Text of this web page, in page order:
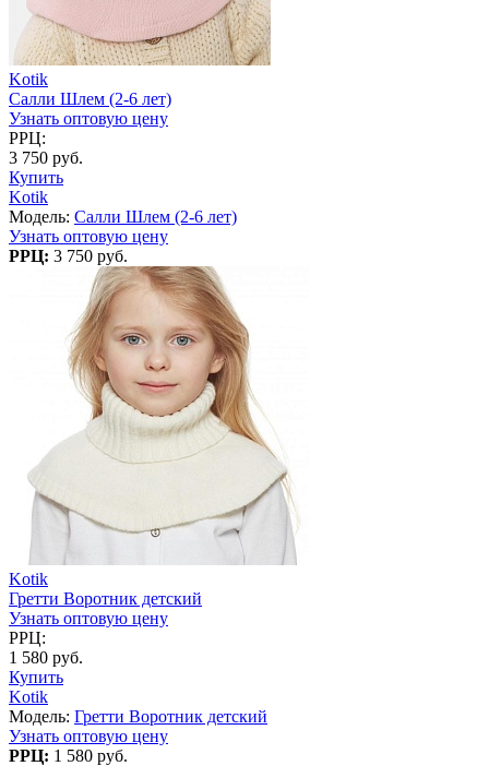
Kotik
Салли Шлем (2-6 лет)
Узнать оптовую цену
РРЦ:
3 750 руб.
Купить
Kotik
Модель: Салли Шлем (2-6 лет)
Узнать оптовую цену
РРЦ: 3 750 руб.
Kotik
Гретти Воротник детский
Узнать оптовую цену
РРЦ:
1 580 руб.
Купить
Kotik
Модель: Гретти Воротник детский
Узнать оптовую цену
РРЦ: 1 580 руб.